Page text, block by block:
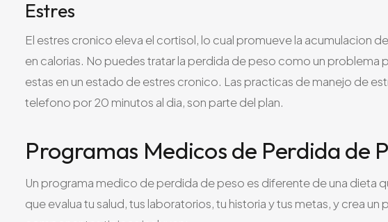
Estres
El estres cronico eleva el cortisol, lo cual promueve la acumulacion
en calorias. No puedes tratar la perdida de peso como un problema
estas en un estado de estres cronico. Las practicas de manejo de
telefono por 20 minutos al dia, son parte del plan.
Programas Medicos de Perdida de
Un programa medico de perdida de peso es diferente de una dieta
que evalua tu salud, tus laboratorios, tu historia y tus metas, y crea un